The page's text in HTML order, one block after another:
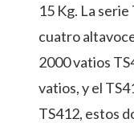
15 Kg. La
cuatro
2000 vatios
vatios, y el
TS412, estos